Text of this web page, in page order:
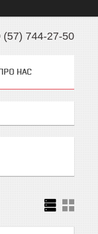
(57) 744-27-50
НАС